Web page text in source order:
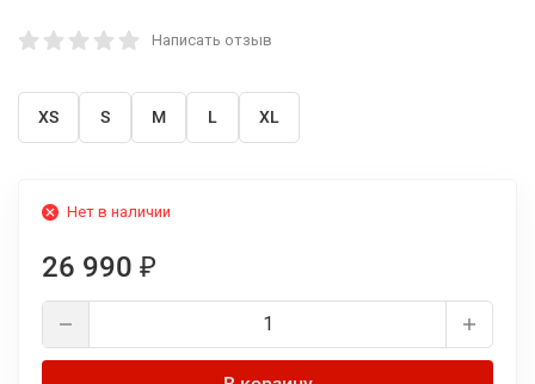
Написать отзыв
XS S M L XL
Нет в наличии
26 990 ₽